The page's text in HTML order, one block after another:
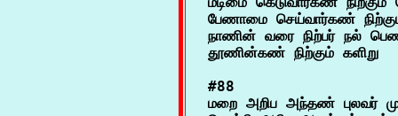
பேணாமை செய்வார்கண்
நாணின் வரை நிற்பர் நல்
#88
மறை அறிப அந்தண் புலவர்